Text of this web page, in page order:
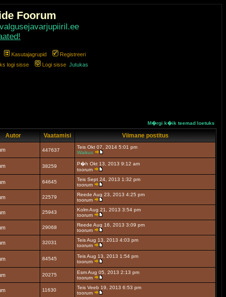
Foorum
Kasutajagrupid
Registreeri
logi sisse Logi sisse Jutukas
M�rgi k�ik teemad loetuks
Autor Vaatamisi Viimane postitus
447637
Teis Okt 07, 2014 5:01 pm
Waikus
38259
P�h Okt 13, 2013 9:12 am
toorum
64645
Teis Sept 24, 2013 1:32 pm
toorum
22579
Reede Aug 23, 2013 4:25 pm
toorum
25943
Kolm Aug 21, 2013 3:54 pm
toorum
29068
Reede Aug 16, 2013 3:09 pm
toorum
32031
Teis Aug 13, 2013 4:03 pm
toorum
84545
Teis Aug 13, 2013 1:54 pm
toorum
20275
Esm Aug 05, 2013 2:13 pm
toorum
11630
Teis Veeb 19, 2013 6:53 pm
toorum